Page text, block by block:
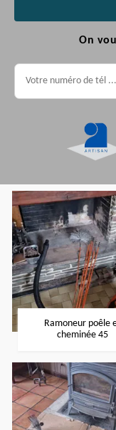
On
Ramoneur poêle
cheminée 45